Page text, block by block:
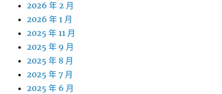
2026 年 2 月
2026 年 1 月
2025 年 11 月
2025 年 9 月
2025 年 8 月
2025 年 7 月
2025 年 6 月